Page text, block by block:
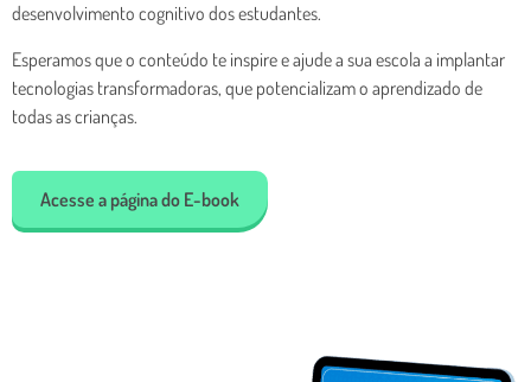
desenvolvimento cognitivo dos estudantes.
Esperamos que o conteúdo te inspire e ajude a sua escola a implantar
tecnologias transformadoras, que potencializam o aprendizado de
todas as crianças.
Acesse a página do E-book